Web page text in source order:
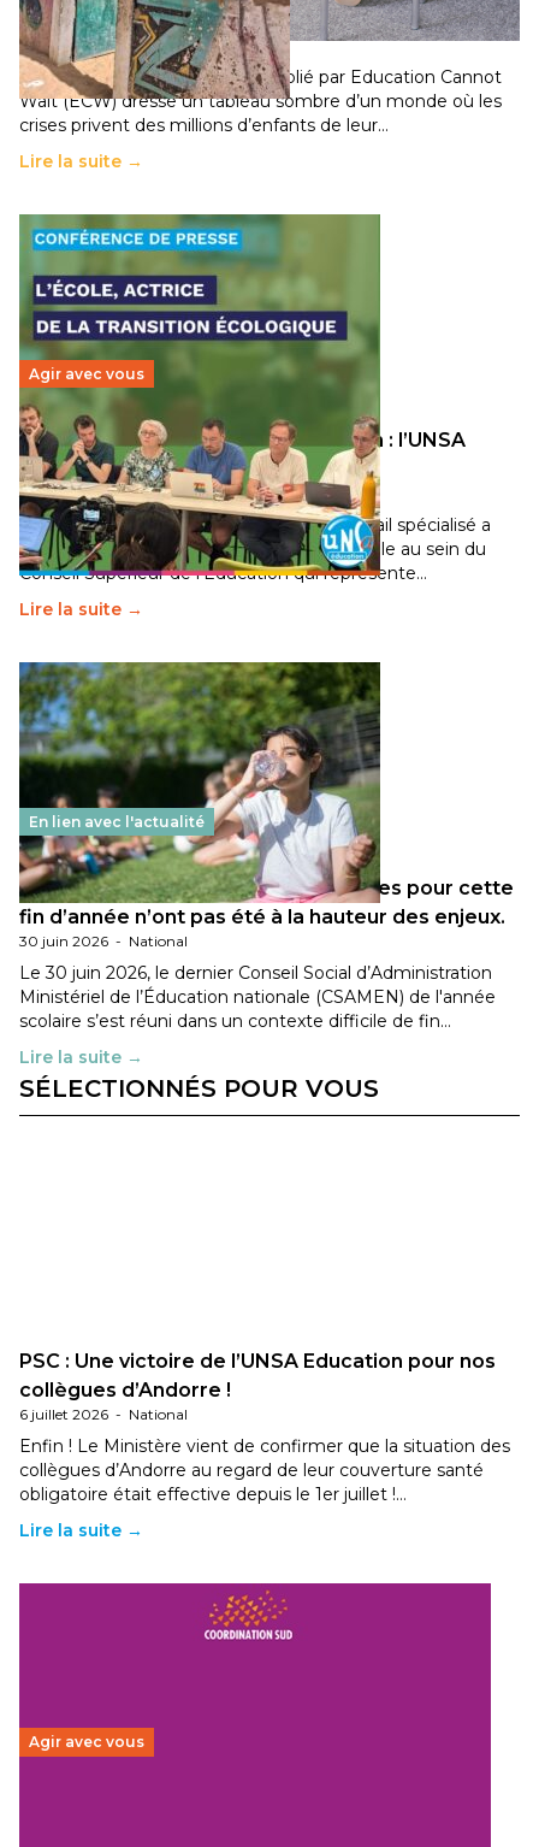
population
11 juillet 2026- National
Un nouveau rapport mondial publié par Education Cannot
Wait (ECW) dresse un tableau sombre d’un monde où les
crises privent des millions d’enfants de leur…
Lire la suite →
Agir avec vous
Transition écologique de l’éducation : l’UNSA
Éducation fait bouger les lignes
30 juin 2026-National
Pendant plusieurs mois, un groupe de travail spécialisé a
travaillé sur la transition écologique de l’Ecole au sein du
Conseil Supérieur de l’Éducation qui représente…
Lire la suite →
En lien avec l'actualité
Les décisions ministérielles attendues pour cette
fin d’année n’ont pas été à la hauteur des enjeux.
30 juin 2026 - National
Le 30 juin 2026, le dernier Conseil Social d’Administration
Ministériel de l’Éducation nationale (CSAMEN) de l'année
scolaire s’est réuni dans un contexte difficile de fin…
Lire la suite →
SÉLECTIONNÉS POUR VOUS
PSC : Une victoire de l’UNSA Education pour nos
collègues d’Andorre !
6 juillet 2026 - National
Enfin ! Le Ministère vient de confirmer que la situation des
collègues d’Andorre au regard de leur couverture santé
obligatoire était effective depuis le 1er juillet !…
Lire la suite →
Agir avec vous